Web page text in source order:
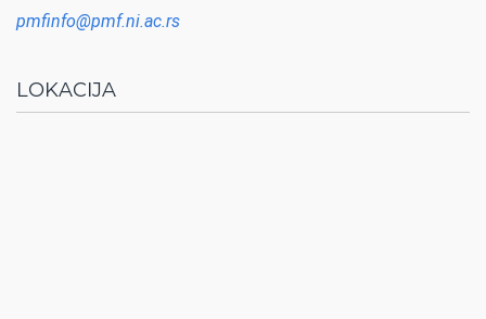
pmfinfo@pmf.ni.ac.rs
LOKACIJA